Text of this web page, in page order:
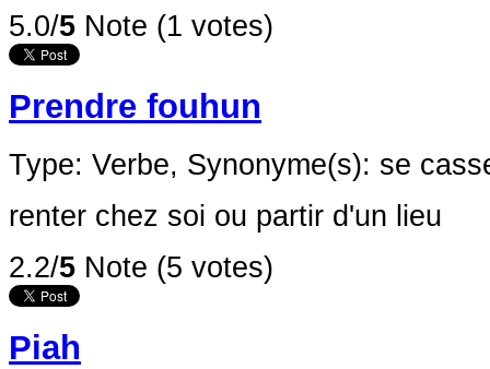
5.0/5 Note (1 votes)
Prendre fouhun
Type: Verbe, Synonyme(s): se
renter chez soi ou partir d'un lieu
2.2/5 Note (5 votes)
Piah